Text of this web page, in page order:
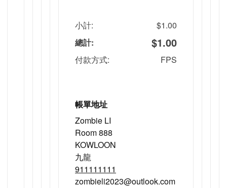
小計: $1.00
總計:
$1.00
付款方式: FPS
帳單地址
Zombie LI
Room 888
KOWLOON
九龍
911111111
zombieli2023@outlook.com